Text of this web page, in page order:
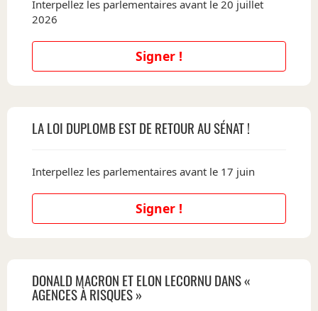
Interpellez les parlementaires avant le 20 juillet
2026
Signer !
LA LOI DUPLOMB EST DE RETOUR AU SÉNAT !
Interpellez les parlementaires avant le 17 juin
Signer !
DONALD MACRON ET ELON LECORNU DANS «
AGENCES À RISQUES »